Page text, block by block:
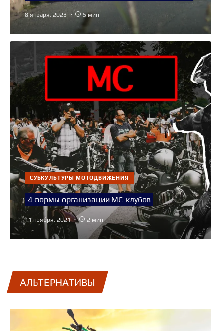
8 января, 2023 5 мин
СУБКУЛЬТУРЫ МОТОДВИЖЕНИЯ
4 формы организации МС-клубов
11 ноября, 2021 2 мин
АЛЬТЕРНАТИВЫ